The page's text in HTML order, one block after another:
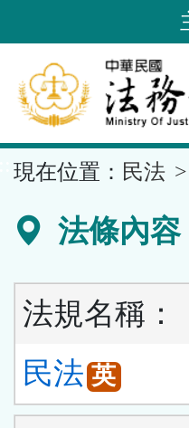
到
要
內
容
區
現在位置： 民法
法條內容
法規名稱：
民法 英